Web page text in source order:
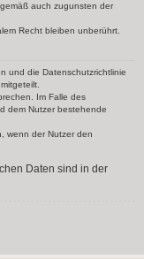
auch zugunsten der
Recht bleiben unberührt.
und die Datenschutzrichtlinie
Im Falle des
dem Nutzer bestehende
wenn der Nutzer den
Daten sind in der